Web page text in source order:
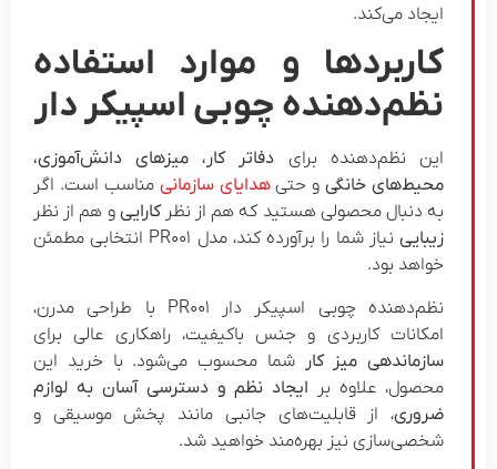
ایجاد می‌کند.
کاربردها و موارد استفاده
نظم‌دهنده چوبی اسپیکر دار
این نظم‌دهنده برای دفاتر کار، میزهای دانش‌آموزی،
محیط‌های خانگیو حتی هدایای سازمانی مناسب است. اگر
به دنبال محصولی هستید که هم از نظر کاراییو هم از نظر
نیاز شما را برآورده کند، مدل PR001 انتخابی مطمئن
خواهد بود.
نظم‌دهنده چوبی اسپیکر دار PR001 با طراحی مدرن،
امکانات کاربردی و جنس باکیفیت، راهکاری عالی برای
سازماندهی میز کارشما محسوب می‌شود. با خرید این
محصول، علاوه برایجاد نظم و دسترسی آسان به لوازم
، از قابلیت‌های جانبی مانند پخش موسیقی و
شخصی‌سازی نیز بهره‌مند خواهید شد.